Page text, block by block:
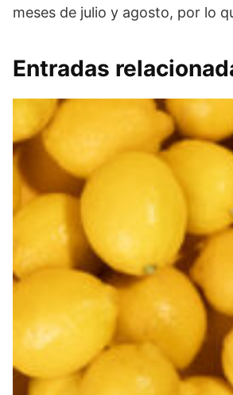
meses de julio y agosto, por lo
Entradas